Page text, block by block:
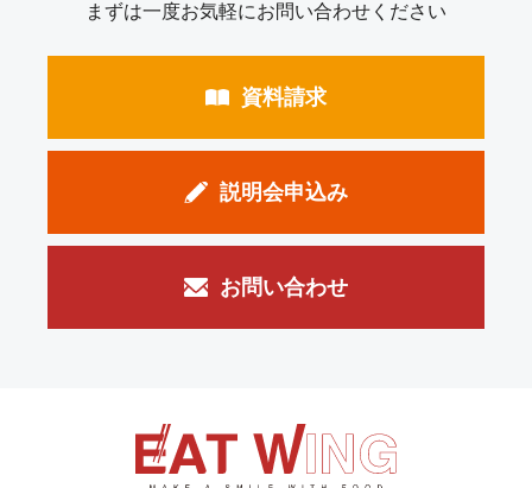
まずは一度お気軽にお問い合わせください
資料請求
説明会申込み
お問い合わせ